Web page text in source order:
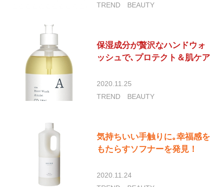
TREND
BEAUTY
保湿成分が贅沢なハンドウォ
ッシュで､プロテクト＆肌ケア
2020.11.25
TREND
BEAUTY
気持ちいい手触りに｡幸福感を
もたらすソフナーを発見！
2020.11.24